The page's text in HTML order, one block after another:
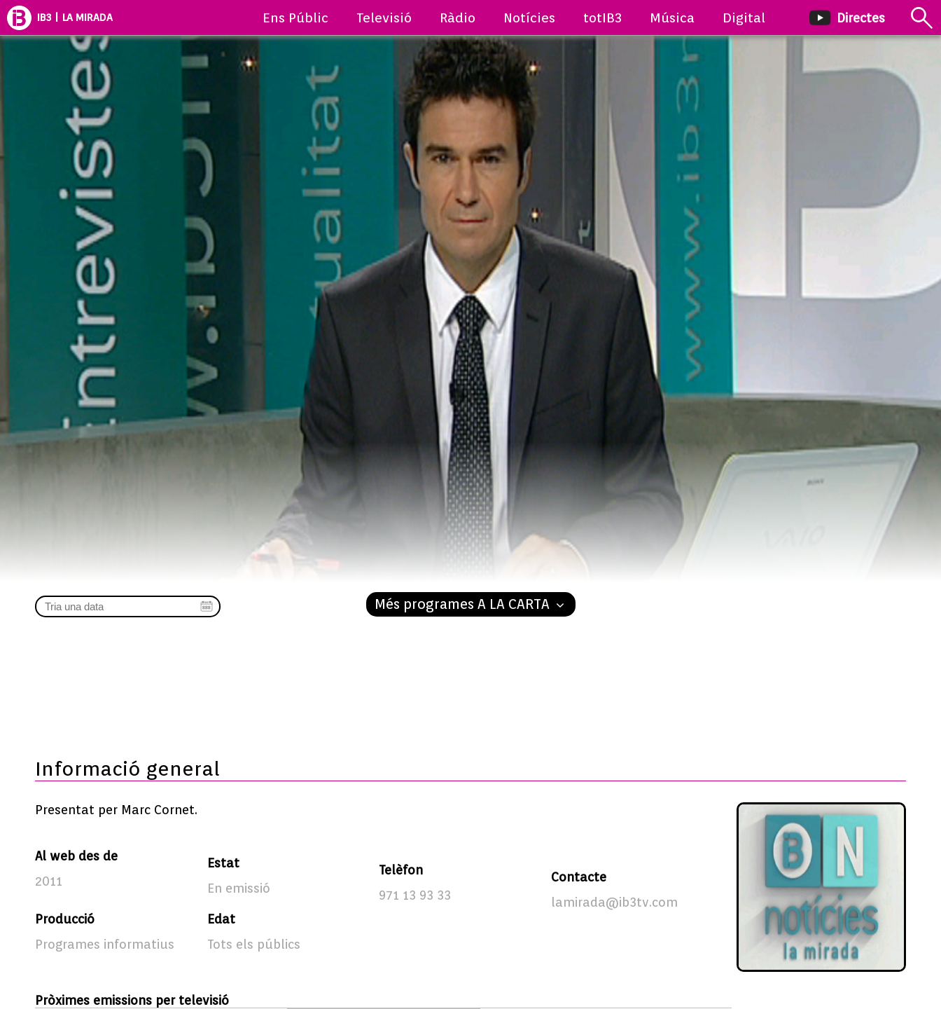
IB3 | LA MIRADA Ens Públic Televisió Ràdio Notícies totIB3 Música Digital Directes
LA MIRADA
Més programes A LA CARTA
Informació general
Presentat per Marc Cornet.
Al web des de
2011
Estat
En emissió
Telèfon
971 13 93 33
Contacte
lamirada@ib3tv.com
Producció
Programes informatius
Edat
Tots els públics
Pròximes emissions per televisió